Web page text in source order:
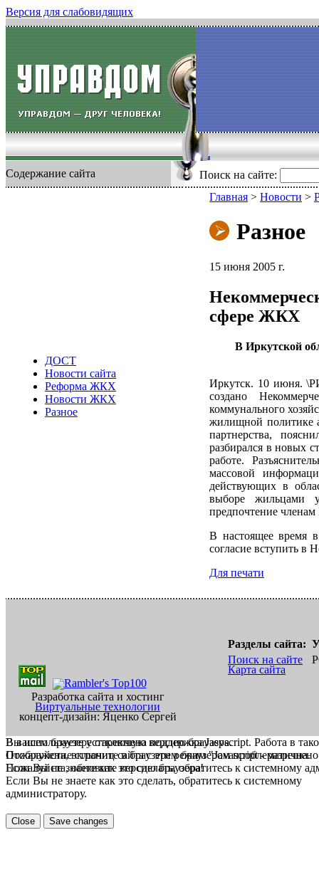
Версия для слабовидящих
Содержание сайта Поиск на сайте:
ДОСТ
Новости сайта
Реформа ЖКХ
Новости ЖКХ
Разное
Главная > Новости >
Разное
15 июня 2005 г.
сфере ЖКХ
В Иркутской
Иркутск. 10 июня.
создано
коммунального
жилищной политике
партнерства,
разбирался в новых
работе.
массовой
действующих в
выборе жильцами
предпочтение
В настоящее время
согласие вступить в
Для печати
Разработка сайта и хостинг
Виртуальные технологии
концепт-дизайн: Яценко Сергей
Разделы сайта:
Поиск на сайте
Карта сайта
В вашем браузере отключена поддержка Jasvscript. Работа в
Пожалуйста, включите в браузере режим "Javascript -
Если Вы не знаете как это сделать, обратитесь к системному
Вы используете устаревшую версию браузера.
Отображение страниц сайта с этим браузером проблематична.
Пожалуйста, обновите версию браузера!
Если Вы не знаете как это сделать, обратитесь к системному
администратору.
Close Save changes